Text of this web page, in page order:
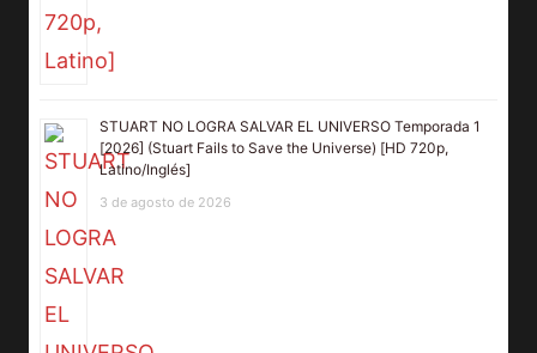
STUART NO LOGRA SALVAR EL UNIVERSO Temporada 1
[2026] (Stuart Fails to Save the Universe) [HD 720p,
Latino/Inglés]
3 de agosto de 2026